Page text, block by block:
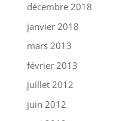
décembre 2018
janvier 2018
mars 2013
février 2013
juillet 2012
juin 2012